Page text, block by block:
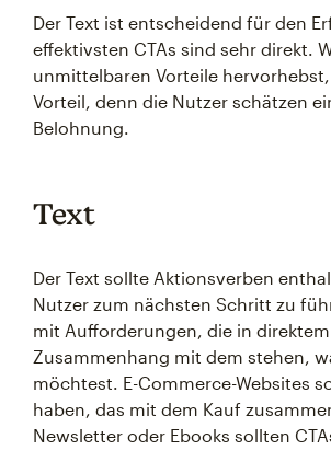
Der Text ist entscheidend für den
effektivsten CTAs sind sehr direkt.
unmittelbaren Vorteile
Vorteil, denn die Nutzer schätzen
Belohnung.
Text
Der Text sollte Aktionsverben
Nutzer zum nächsten Schritt zu
mit Aufforderungen, die in direktem
Zusammenhang mit dem stehen,
möchtest. E-Commerce-Websites
haben, das mit dem Kauf
Newsletter oder Ebooks sollten